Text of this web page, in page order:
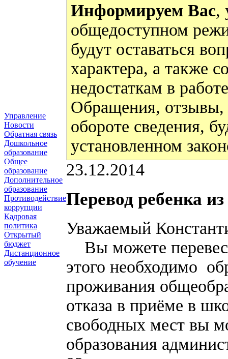
Управление
Новости
Обратная связь
Дошкольное
образование
Общее
образование
Дополнительное
образование
Противодействие
коррупции
Кадровая
политика
Открытый
бюджет
Дистанционное
обучение
Информируем Вас,
общедоступном
будут оставаться
характера, а также
недостаткам в
Обращения, отзывы,
обороте сведения,
установленном
23.12.2014
Перевод ребенка
Уважаемый
Вы можете
этого необходимо
проживания
отказа в приёме в
свободных мест вы
образования